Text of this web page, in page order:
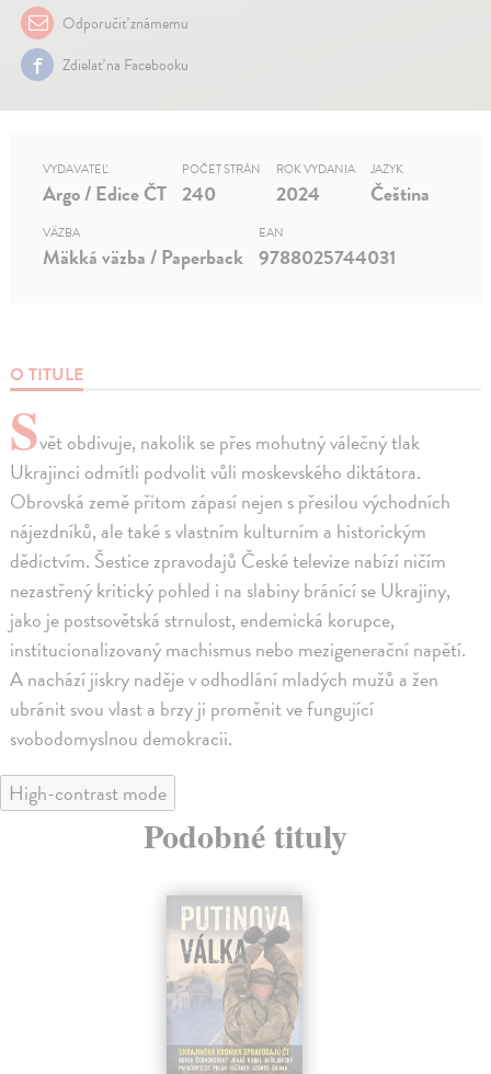
Odporučiť známemu
Zdielať na Facebooku
O TITULE
Svět obdivuje, nakolik se přes mohutný válečný tlak
Ukrajinci odmítli podvolit vůli moskevského diktátora.
Obrovská země přitom zápasí nejen s přesilou východních
nájezdníků, ale také s vlastním kulturním a historickým
dědictvím. Šestice zpravodajů České televize nabízí ničím
nezastřený kritický pohled i na slabiny bránící se Ukrajiny,
jako je postsovětská strnulost, endemická korupce,
institucionalizovaný machismus nebo mezigenerační napětí.
A nachází jiskry naděje v odhodlání mladých mužů a žen
ubránit svou vlast a brzy ji proměnit ve fungující
svobodomyslnou demokracii.
VYDAVATEĽ
Argo / Edice ČT
POČET STRÁN
240
ROK VYDANIA
2024
JAZYK
Čeština
VÄZBA
Mäkká väzba / Paperback
EAN
9788025744031
High-contrast mode
Podobné tituly